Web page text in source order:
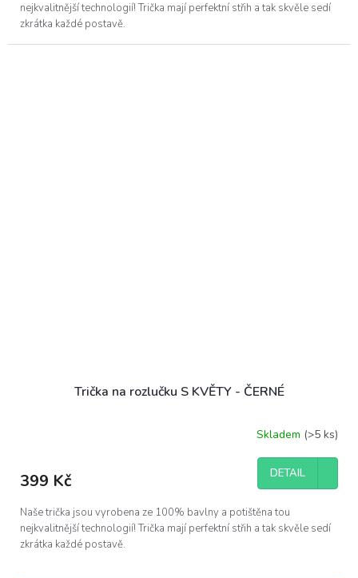
nejkvalitnější technologií! Trička mají perfektní střih a tak skvěle sedí
zkrátka každé postavě.
Trička na rozlučku S KVĚTY - ČERNÉ
Skladem (>5 ks)
399 Kč DETAIL
Naše trička jsou vyrobena ze 100% bavlny a potištěna tou
nejkvalitnější technologií! Trička mají perfektní střih a tak skvěle sedí
zkrátka každé postavě.